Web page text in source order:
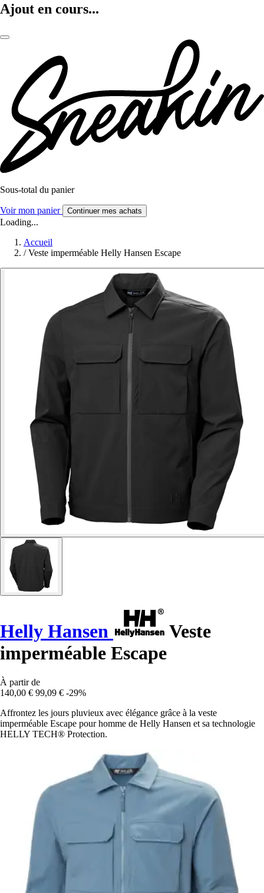
Ajout en cours...
Sous-total du panier
Voir mon panier Continuer mes achats
Loading...
Accueil
/ Veste imperméable Helly Hansen Escape
Helly Hansen
Veste
imperméable Escape
À partir de
140,00 € 99,09 € -29%
Affrontez les jours pluvieux avec élégance grâce à la veste
imperméable Escape pour homme de Helly Hansen et sa technologie
HELLY TECH® Protection.